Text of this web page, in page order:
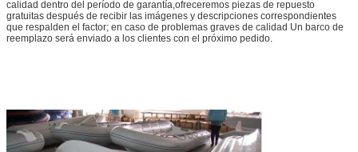
calidad dentro del período de garantía,ofreceremos piezas de repuesto
gratuitas después de recibir las imágenes y descripciones correspondientes
que respalden el factor; en caso de problemas graves de calidad Un barco de
reemplazo será enviado a los clientes con el próximo pedido.